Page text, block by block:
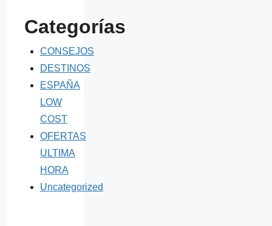
Categorías
CONSEJOS
DESTINOS
ESPAÑA
LOW
COST
OFERTAS
ULTIMA
HORA
Uncategorized